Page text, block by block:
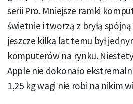
serii Pro. Mniejsze ramki
świetnie i tworzą z bryłą spójną
jeszcze kilka lat temu był
komputerów na rynku.
Apple nie dokonało
1,25 kg wagi nie robi na nikim